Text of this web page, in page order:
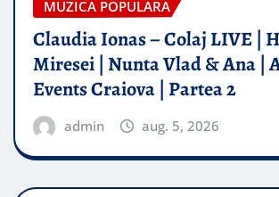
MUZICA POPULARA
Claudia Ionas – Colaj LIVE |
Miresei | Nunta Vlad & Ana |
Events Craiova | Partea 2
admin aug. 5, 2026